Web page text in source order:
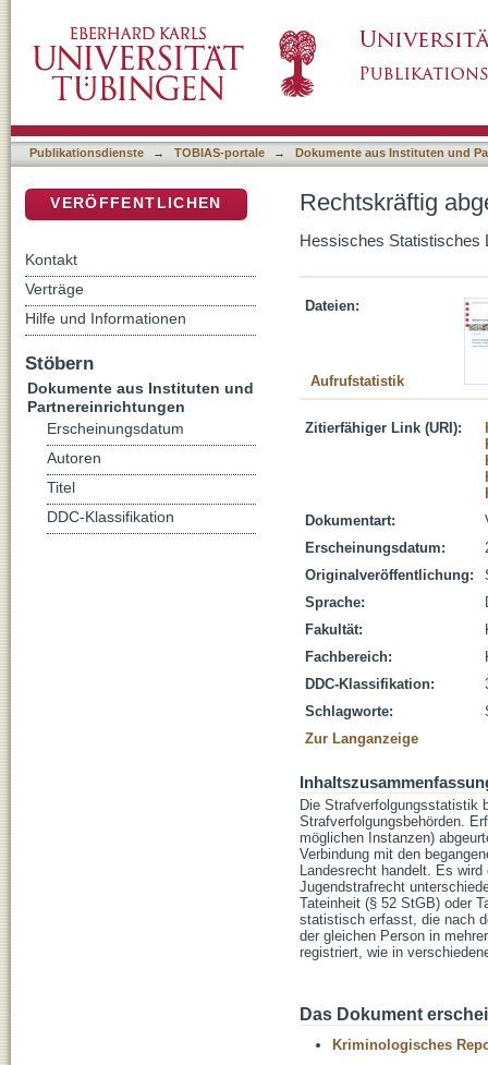
Publikationsdienste → TOBIAS-portale → Dokumente aus Instituten und
Rechtskräftig
Hessisches Statistisches
Dateien:
Aufrufstatistik
Zitierfähiger Link (URI):
Dokumentart:
Erscheinungsdatum:
Originalveröffentlichung:
Sprache:
Fakultät:
Fachbereich:
DDC-Klassifikation:
Schlagworte:
Zur Langanzeige
Die Strafverfolgungsstatistik
Strafverfolgungsbehörden.
möglichen Instanzen)
Verbindung mit den
Landesrecht handelt. Es
Jugendstrafrecht
Tateinheit (§ 52 StGB) oder
statistisch erfasst, die nach
der gleichen Person in
registriert, wie in
Das Dokument
Kriminologisches
VERÖFFENTLICHEN
Kontakt
Verträge
Hilfe und Informationen
Stöbern
Dokumente aus Instituten und
Partnereinrichtungen
Erscheinungsdatum
Autoren
Titel
DDC-Klassifikation